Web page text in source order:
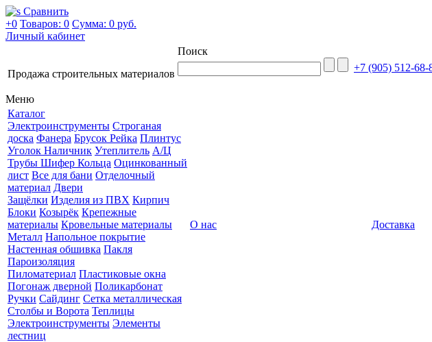
Сравнить
+0 Товаров: 0 Сумма: 0 руб.
Личный кабинет
Продажа строительных материалов
Поиск
+7 (905) 512-68-
Меню
Каталог
Электроинструменты Строганая
доска Фанера Брусок Рейка Плинтус
Уголок Наличник Утеплитель А/Ц
Трубы Шифер Кольца Оцинкованный
лист Все для бани Отделочный
материал Двери
Защёлки Изделия из ПВХ Кирпич
Блоки Козырёк Крепежные
материалы Кровельные материалы
Металл Напольное покрытие
Настенная обшивка Пакля
Пароизоляция
Пиломатериал Пластиковые окна
Погонаж дверной Поликарбонат
Ручки Сайдинг Сетка металлическая
Столбы и Ворота Теплицы
Электроинструменты Элементы
лестниц
О нас Доставка